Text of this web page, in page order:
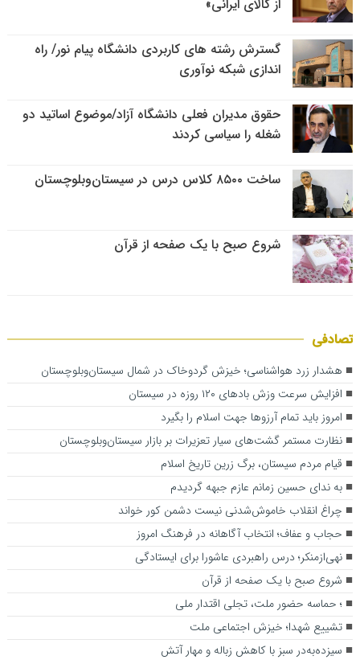
از کالای ایرانی»
گسترش رشته های کاربردی دانشگاه پیام نور/ راه
اندازی شبکه نوآوری
حقوق مدیران فعلی دانشگاه آزاد/موضوع اساتید دو
شغله را سیاسی کردند
ساخت ۸۵۰۰ کلاس درس در سیستان‌وبلوچستان
شروع صبح با یک صفحه از قرآن
تصادفی
هشدار زرد هواشناسی؛ خیزش گردوخاک در شمال سیستان‌وبلوچستان
افزایش سرعت وزش بادهای ۱۲۰ روزه در سیستان
امروز باید تمام آرزوها جهت اسلام را بگیرد
نظارت مستمر گشت‌های سیار تعزیرات بر بازار سیستان‌وبلوچستان
قیام مردم سیستان، برگ زرین تاریخ اسلام
به ندای حسین زمانم عازم جبهه گردیدم
چراغ انقلاب خاموش‌شدنی نیست دشمن کور خواند
حجاب و عفاف؛ انتخاب آگاهانه در فرهنگ امروز
نهی‌ازمنکر؛ درس راهبردی عاشورا برای ایستادگی
شروع صبح با یک صفحه از قرآن
؛ حماسه حضور ملت، تجلی اقتدار ملی
تشییع شهدا؛ خیزش اجتماعی ملت
سیزده‌به‌در سبز با کاهش زباله و مهار آتش